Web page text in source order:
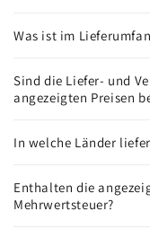
p
b
a
e
I
Was ist im
Sind die Liefer- und
angezeigten Preisen
In welche Länder
Enthalten die
Mehrwertsteuer?